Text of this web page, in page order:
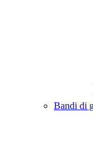
Bandi di